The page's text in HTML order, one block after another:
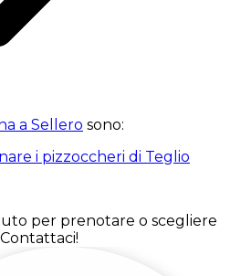
a Sellero sono:
i pizzoccheri di Teglio
per prenotare o scegliere